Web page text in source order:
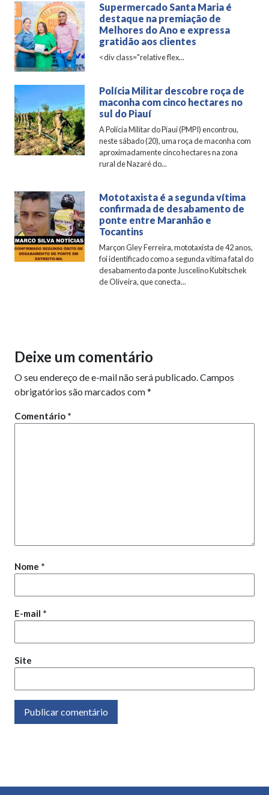
Supermercado Santa Maria é
destaque na premiação de
Melhores do Ano e expressa
gratidão aos clientes
<div class="relative flex...
Polícia Militar descobre roça de
maconha com cinco hectares no
sul do Piauí
A Polícia Militar do Piauí (PMPI) encontrou,
neste sábado (20), uma roça de maconha com
aproximadamente cinco hectares na zona
rural de Nazaré do...
Mototaxista é a segunda vítima
confirmada de desabamento de
ponte entre Maranhão e
Tocantins
Marçon Gley Ferreira, mototaxista de 42 anos,
foi identificado como a segunda vítima fatal do
desabamento da ponte Juscelino Kubitschek
de Oliveira, que conecta...
Deixe um comentário
O seu endereço de e-mail não será publicado. Campos
obrigatórios são marcados com*
Comentário *
Nome *
E-mail *
Site